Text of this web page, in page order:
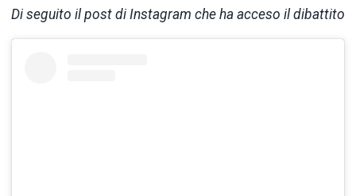
Di seguito il post di Instagram che ha acceso il dibattito